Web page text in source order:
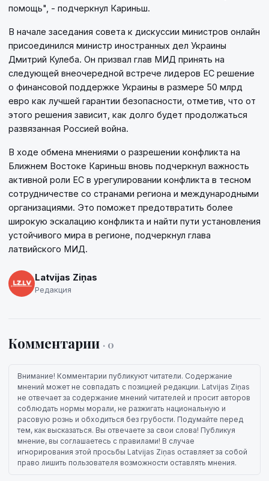
помощь", - подчеркнул Кариньш.
В начале заседания совета к дискуссии министров онлайн
присоединился министр иностранных дел Украины
Дмитрий Кулеба. Он призвал глав МИД принять на
следующей внеочередной встрече лидеров ЕС решение
о финансовой поддержке Украины в размере 50 млрд
евро как лучшей гарантии безопасности, отметив, что от
этого решения зависит, как долго будет продолжаться
развязанная Россией война.
В ходе обмена мнениями о разрешении конфликта на
Ближнем Востоке Кариньш вновь подчеркнул важность
активной роли ЕС в урегулировании конфликта в тесном
сотрудничестве со странами региона и международными
организациями. Это поможет предотвратить более
широкую эскалацию конфликта и найти пути установления
устойчивого мира в регионе, подчеркнул глава
латвийского МИД.
Latvijas Ziņas
Редакция
Комментарии · 0
Внимание! Комментарии публикуют читатели. Содержание
мнений может не совпадать с позицией редакции. Latvijas Ziņas
не отвечает за содержание мнений читателей и просит авторов
соблюдать нормы морали, не разжигать национальную и
расовую рознь и обходиться без грубости. Подумайте перед
тем, как высказаться. Вы отвечаете за свои слова! Публикуя
мнение, вы соглашаетесь с правилами! В случае
игнорирования этой просьбы Latvijas Ziņas оставляет за собой
право лишить пользователя возможности оставлять мнения.